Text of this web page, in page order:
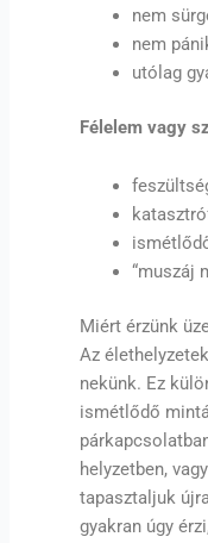
nem
nem
utólag
Félelem vagy
“muszáj
Miért érzünk
Az
nekünk. Ez
ismétlődő
helyzetben,
tapasztaljuk
gyakran úgy